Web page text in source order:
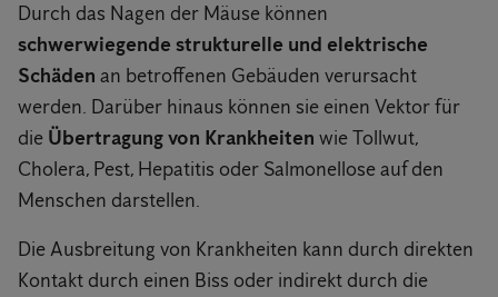
Durch das Nagen der Mäuse können
schwerwiegende strukturelle und elektrische
Schäden an betroffenen Gebäuden verursacht
werden. Darüber hinaus können sie einen Vektor für
die Übertragung von Krankheiten wie Tollwut,
Cholera, Pest, Hepatitis oder Salmonellose auf den
Menschen darstellen.
Die Ausbreitung von Krankheiten kann durch direkten
Kontakt durch einen Biss oder indirekt durch die